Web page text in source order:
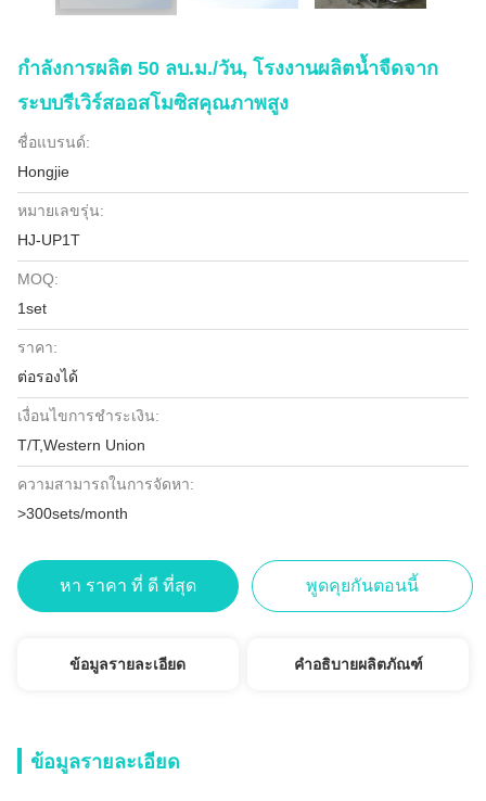
กำลังการผลิต 50 ลบ.ม./วัน, โรงงานผลิตน้ำจืดจาก
ระบบรีเวิร์สออสโมซิสคุณภาพสูง
ชื่อแบรนด์:
Hongjie
หมายเลขรุ่น:
HJ-UP1T
MOQ:
1set
ราคา:
ต่อรองได้
เงื่อนไขการชำระเงิน:
T/T,Western Union
ความสามารถในการจัดหา:
>300sets/month
หา ราคา ที่ ดี ที่สุด พูดคุยกันตอนนี้
ข้อมูลรายละเอียด คำอธิบายผลิตภัณฑ์
ข้อมูลรายละเอียด